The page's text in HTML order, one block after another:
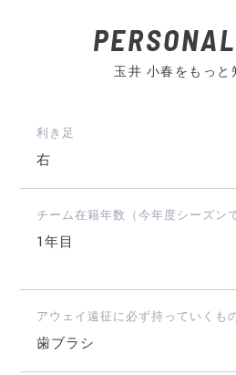
玉井 小春をもっと
利き足
右
チーム在籍年数（今年度シーズン
1年目
アウェイ遠征に必ず持っていくも
歯ブラシ